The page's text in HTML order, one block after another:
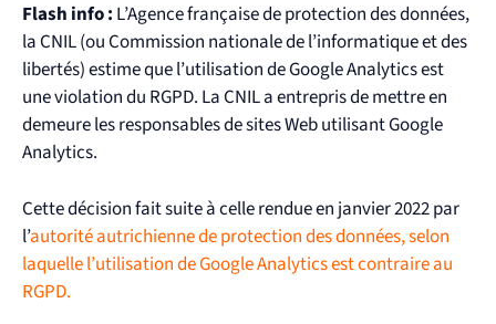
Flash info : L’Agence française de protection des données,
la CNIL (ou Commission nationale de l’informatique et des
libertés) estime que l’utilisation de Google Analytics est
une violation du RGPD. La CNIL a entrepris de mettre en
demeure les responsables de sites Web utilisant Google
Analytics.
Cette décision fait suite à celle rendue en janvier 2022 par
l’autorité autrichienne de protection des données, selon
laquelle l’utilisation de Google Analytics est contraire au
RGPD.